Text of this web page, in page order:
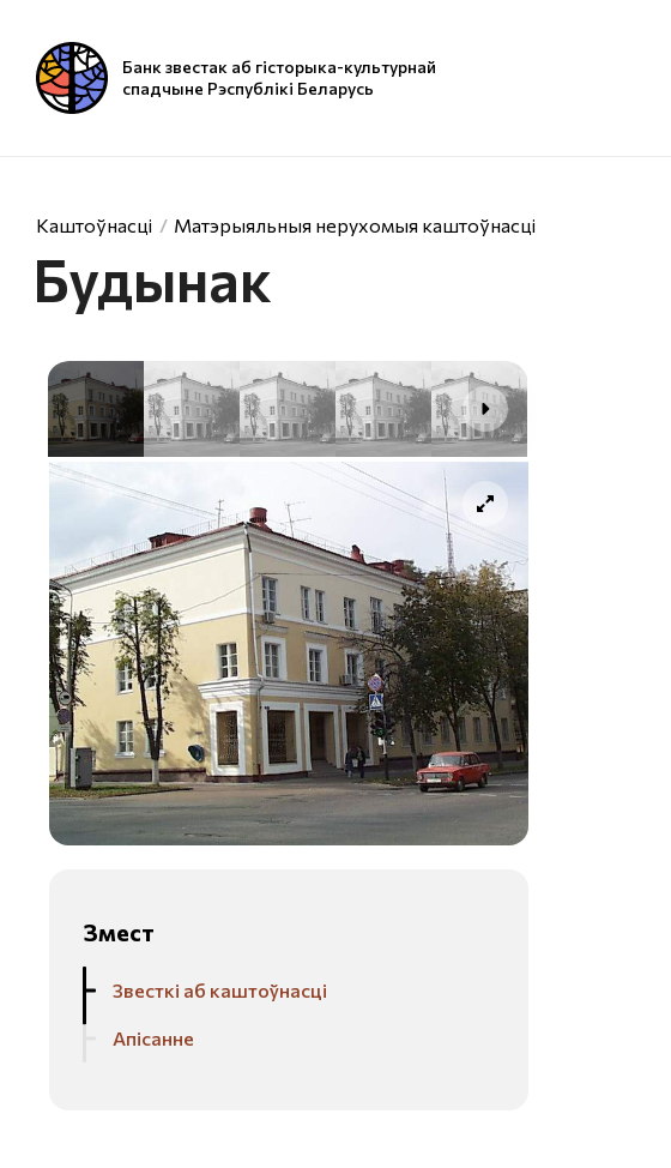
Банк звестак аб гісторыка-культурнай
спадчыне Рэспублікі Беларусь
Каштоўнасці Матэрыяльныя нерухомыя каштоўнасці
Будынак
Змест
Звесткі аб каштоўнасці
Апісанне